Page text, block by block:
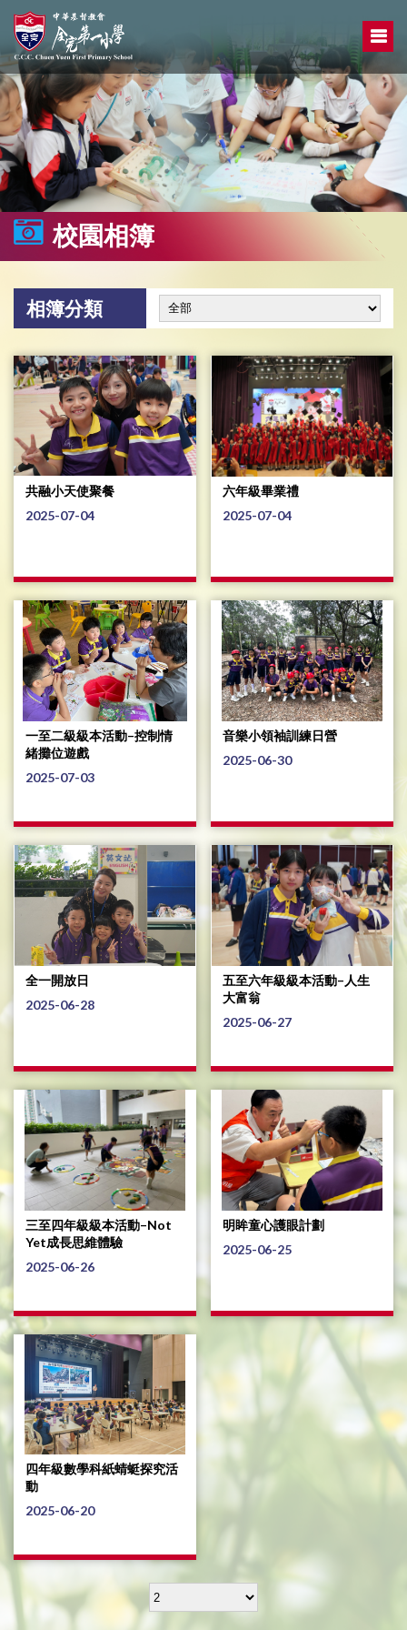
校園相簿
相簿分類
共融小天使聚餐
2025-07-04
六年級畢業禮
2025-07-04
一至二級級本活動–控制情
緒攤位遊戲
2025-07-03
音樂小領袖訓練日營
2025-06-30
全一開放日
2025-06-28
五至六年級級本活動–人生
大富翁
2025-06-27
三至四年級級本活動–Not
Yet成長思維體驗
2025-06-26
明眸童心護眼計劃
2025-06-25
四年級數學科紙蜻蜓探究活
動
2025-06-20